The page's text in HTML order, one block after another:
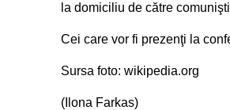
la domiciliu de către
Cei care vor fi prezenţi la
Sursa foto: wikipedia.org
(Ilona Farkas)